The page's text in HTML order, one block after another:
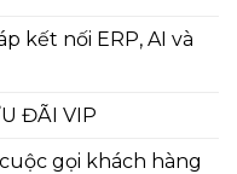
kết nối ERP, AI và
ĐÃI VIP
gọi khách hàng